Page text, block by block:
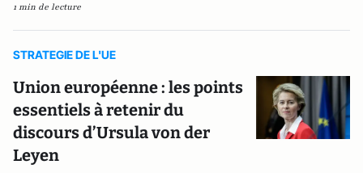
1 min de lecture
STRATEGIE DE L'UE
Union européenne : les points
essentiels à retenir du
discours d’Ursula von der
Leyen